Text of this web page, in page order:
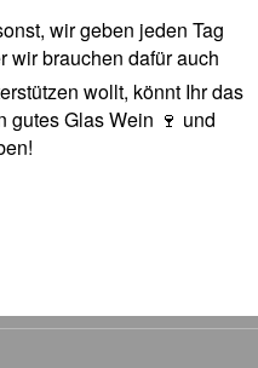
wir geben jeden Tag
wir brauchen dafür auch
wollt, könnt Ihr das
gutes Glas Wein 🍷 und